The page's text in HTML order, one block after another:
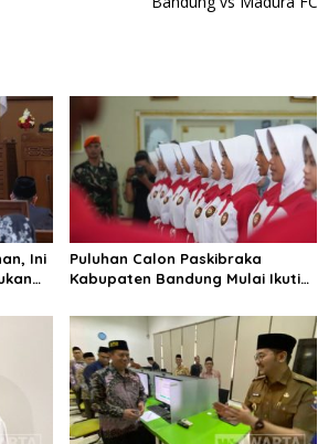
Ini
Puluhan Calon Paskibraka
Kabupaten Bandung Mulai Ikuti